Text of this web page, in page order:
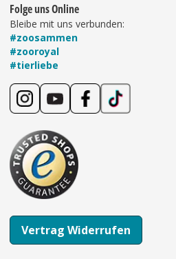
Folge uns Online
Bleibe mit uns verbunden:
#zoosammen
#zooroyal
#tierliebe
Vertrag Widerrufen